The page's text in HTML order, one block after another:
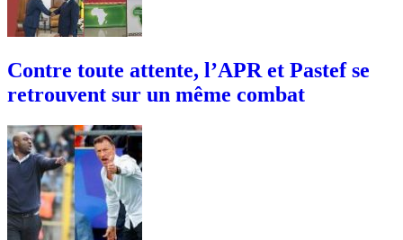
Contre toute attente, l’APR et Pastef se
retrouvent sur un même combat